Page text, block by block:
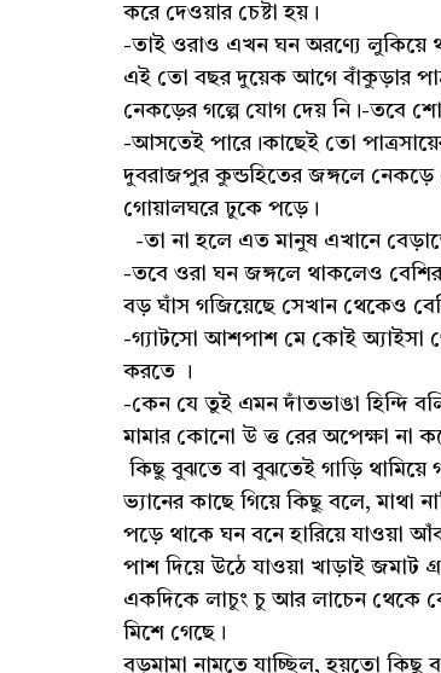
করে দেওয়ার চেষ্টা হয়।
-তাই ওরাও এখন ঘন অরণ্যে লুকিয়ে
এই তো বছর দুয়েক আগে বাঁকুড়ার
নেকড়ের গল্পে যোগ দেয় নি।-তবে
-আসতেই পারে।কাছেই তো
দুবরাজপুর কুন্ডহিতের জঙ্গলে
গোয়ালঘরে ঢুকে পড়ে।
-তা না হলে এত মানুষ এখানে
-তবে ওরা ঘন জঙ্গলে থাকলেও
বড় ঘাঁস গজিয়েছে সেখান থেকেও
-গ্যাটসো আশপাশ মে কোই অ্যাইসা
করতে ।
-কেন যে তুই এমন দাঁতভাঙা হিন্দি
মামার কোনো উ ত্ত রের অপেক্ষা না
কিছু বুঝতে বা বুঝতেই গাড়ি থামিয়ে
ভ্যানের কাছে গিয়ে কিছু বলে, মাথা
পড়ে থাকে ঘন বনে হারিয়ে যাওয়া
পাশ দিয়ে উঠে যাওয়া খাড়াই জমাট
একদিকে লাচুং চু আর লাচেন থেকে
মিশে গেছে।
বড়মামা নামতে যাচ্ছিল, হয়তো